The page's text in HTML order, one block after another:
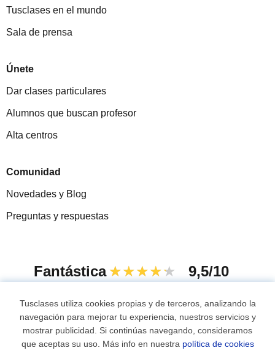
Tusclases en el mundo
Sala de prensa
Únete
Dar clases particulares
Alumnos que buscan profesor
Alta centros
Comunidad
Novedades y Blog
Preguntas y respuestas
Fantástica ★★★★★ 9,5/10
© 2007 - 2026 Tusclases.co
Tusclases utiliza cookies propias y de terceros, analizando la
navegación para mejorar tu experiencia, nuestros servicios y
mostrar publicidad. Si continúas navegando, consideramos
que aceptas su uso. Más info en nuestra política de cookies